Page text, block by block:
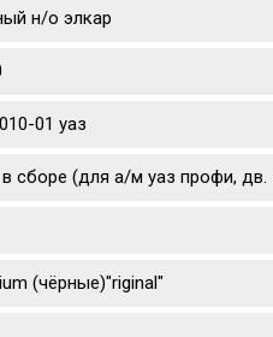
н/о элкар
01 уаз
сборе (для а/м уаз профи, дв.
(чёрные)"riginal"